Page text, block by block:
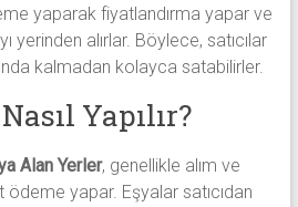
yaparak fiyatlandırma yapar ve
yerinden alırlar. Böylece, satıcılar
kalmadan kolayca satabilirler.
Yapılır?
Alan Yerler, genellikle alım ve
ödeme yapar. Eşyalar satıcıdan